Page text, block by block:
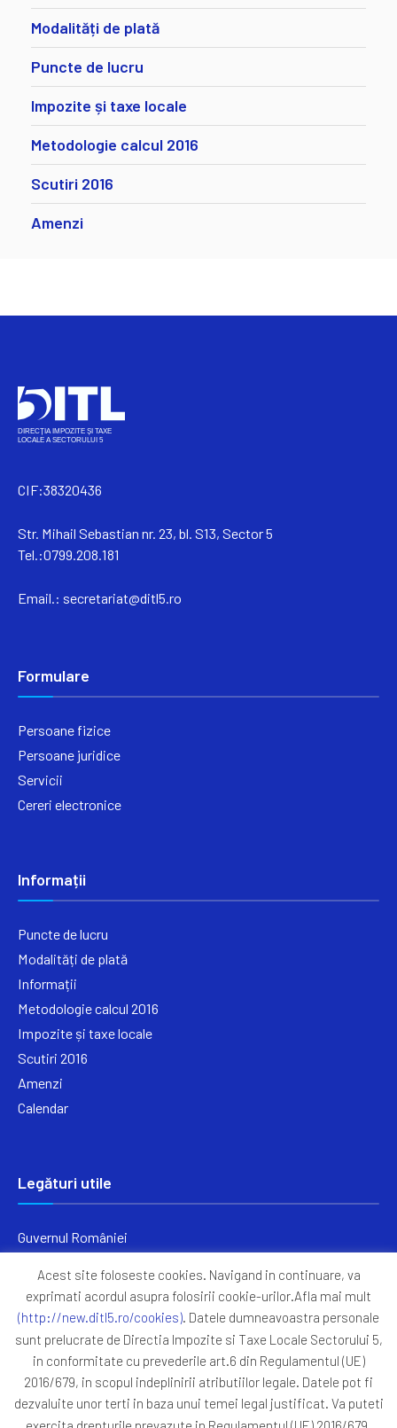
Modalități de plată
Puncte de lucru
Impozite și taxe locale
Metodologie calcul 2016
Scutiri 2016
Amenzi
CIF:38320436
Str. Mihail Sebastian nr. 23, bl. S13, Sector 5
Tel.:0799.208.181
Email.: secretariat@ditl5.ro
Formulare
Persoane fizice
Persoane juridice
Servicii
Cereri electronice
Informații
Puncte de lucru
Modalități de plată
Informații
Metodologie calcul 2016
Impozite și taxe locale
Scutiri 2016
Amenzi
Calendar
Legături utile
Guvernul României
Primăria Sectorul 5
ANAF
Protocoale
GDPR
Harta Site
Acest site foloseste cookies. Navigand in continuare, va
exprimati acordul asupra folosirii cookie-urilor.Afla mai mult
(http://new.ditl5.ro/cookies). Datele dumneavoastra personale
sunt prelucrate de Directia Impozite si Taxe Locale Sectorului 5,
in conformitate cu prevederile art.6 din Regulamentul (UE)
2016/679, in scopul indeplinirii atributiilor legale. Datele pot fi
dezvaluite unor terti in baza unui temei legal justificat. Va puteti